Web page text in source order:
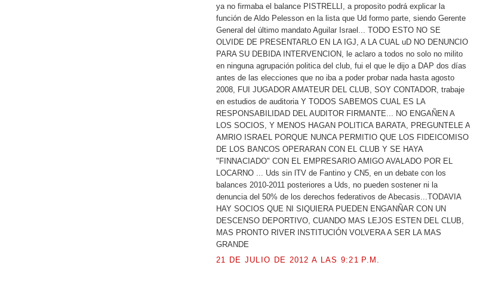
ya no firmaba el balance PISTRELLI, a proposito podrá explicar la
función de Aldo Pelesson en la lista que Ud formo parte, siendo Gerente
General del último mandato Aguilar Israel... TODO ESTO NO SE
OLVIDE DE PRESENTARLO EN LA IGJ, A LA CUAL uD NO DENUNCIO
PARA SU DEBIDA INTERVENCION, le aclaro a todos no solo no milito
en ninguna agrupación politica del club, fui el que le dijo a DAP dos días
antes de las elecciones que no iba a poder probar nada hasta agosto
2008, FUI JUGADOR AMATEUR DEL CLUB, SOY CONTADOR, trabaje
en estudios de auditoria Y TODOS SABEMOS CUAL ES LA
RESPONSABILIDAD DEL AUDITOR FIRMANTE... NO ENGAÑEN A
LOS SOCIOS, Y MENOS HAGAN POLITICA BARATA, PREGUNTELE A
AMRIO ISRAEL PORQUE NUNCA PERMITIO QUE LOS FIDEICOMISO
DE LOS BANCOS OPERARAN CON EL CLUB Y SE HAYA
"FINNACIADO" CON EL EMPRESARIO AMIGO AVALADO POR EL
LOCARNO ... Uds sin lTV de Fantino y CN5, en un debate con los
balances 2010-2011 posteriores a Uds, no pueden sostener ni la
denuncia del 50% de los derechos federativos de Abecasis...TODAVIA
HAY SOCIOS QUE NI SIQUIERA PUEDEN ENGANÑAR CON UN
DESCENSO DEPORTIVO, CUANDO MAS LEJOS ESTEN DEL CLUB,
MAS PRONTO RIVER INSTITUCIÓN VOLVERA A SER LA MAS
GRANDE
21 DE JULIO DE 2012 A LAS 9:21 P.M.